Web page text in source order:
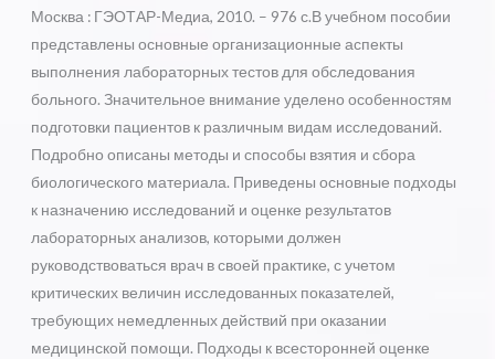
Москва : ГЭОТАР-Медиа, 2010. – 976 с.В учебном пособии
представлены основные организационные аспекты
выполнения лабораторных тестов для обследования
больного. Значительное внимание уделено особенностям
подготовки пациентов к различным видам исследований.
Подробно описаны методы и способы взятия и сбора
биологического материала. Приведены основные подходы
к назначению исследований и оценке результатов
лабораторных анализов, которыми должен
руководствоваться врач в своей практике, с учетом
критических величин исследованных показателей,
требующих немедленных действий при оказании
медицинской помощи. Подходы к всесторонней оценке